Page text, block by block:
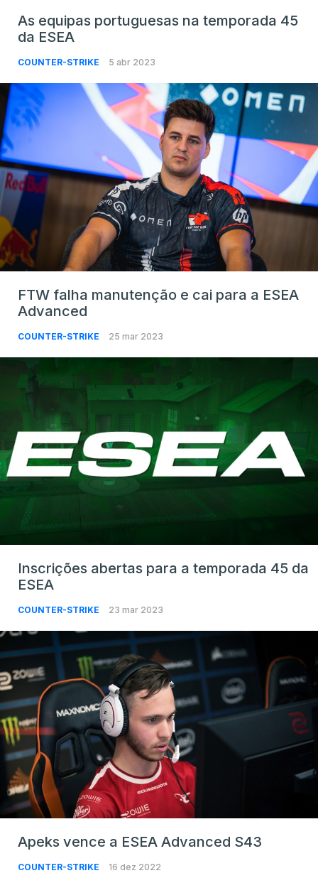
As equipas portuguesas na temporada 45
da ESEA
COUNTER-STRIKE 5 abr 2023
FTW falha manutenção e cai para a ESEA
Advanced
COUNTER-STRIKE 25 mar 2023
Inscrições abertas para a temporada 45 da
ESEA
COUNTER-STRIKE 23 mar 2023
Apeks vence a ESEA Advanced S43
COUNTER-STRIKE 16 dez 2022